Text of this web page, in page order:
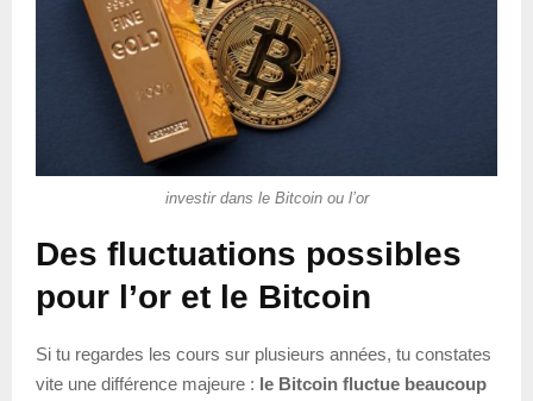
investir dans le Bitcoin ou l’or
Des fluctuations possibles
pour l’or et le Bitcoin
Si tu regardes les cours sur plusieurs années, tu constates
vite une différence majeure : le Bitcoin fluctue beaucoup